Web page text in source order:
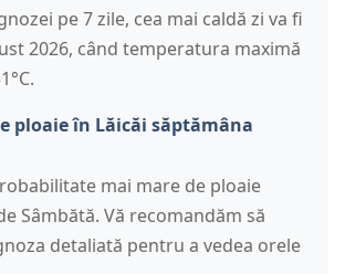
pe 7 zile, cea mai caldă zi va fi
2026, când temperatura maximă
ploaie în Lăicăi săptămâna
mai mare de ploaie
Sâmbătă. Vă recomandăm să
detaliată pentru a vedea orele